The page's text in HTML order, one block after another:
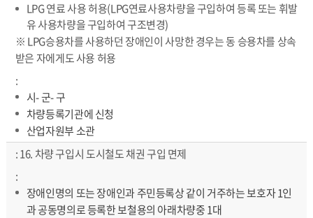
LPG 연료 사용 허용(LPG연료사용차량을 구입하여 등록 또는 휘발
유 사용차량을 구입하여 구조변경)
※ LPG승용차를 사용하던 장애인이 사망한 경우는 동 승용차를 상속
받은 자에게도 사용 허용
시- 군- 구
차량등록기관에 신청
산업자원부 소관
16. 차량 구입시 도시철도 채권 구입 면제
장애인명의 또는 장애인과 주민등록상 같이 거주하는 보호자 1인
과 공동명의로 등록한 보철용의 아래차량중 1대